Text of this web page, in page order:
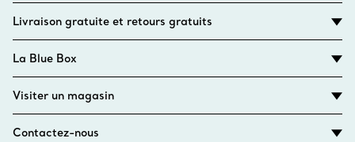
Livraison gratuite et retours gratuits
La Blue Box
Visiter un magasin
Contactez-nous